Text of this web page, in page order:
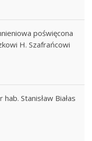
poświęcona
H. Szafrańcowi
hab. Stanisław Białas